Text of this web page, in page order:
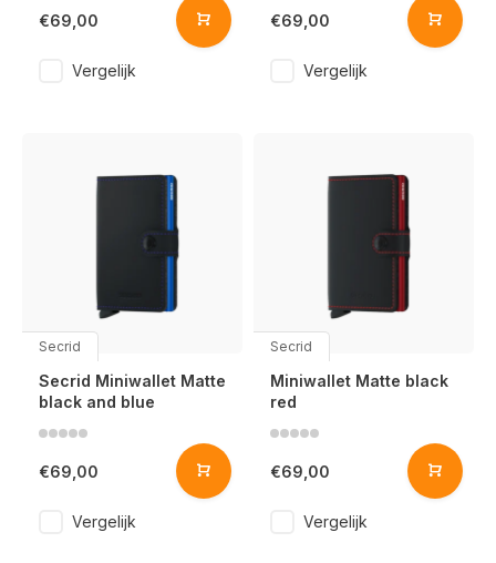
€69,00
Vergelijk
€69,00
Vergelijk
Secrid
Secrid Miniwallet Matte
black and blue
€69,00
Vergelijk
Secrid
Miniwallet Matte black
red
€69,00
Vergelijk